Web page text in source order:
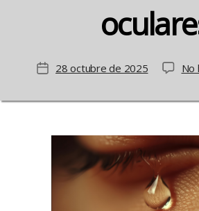
Fecha
la
28 octubre de 2025 No